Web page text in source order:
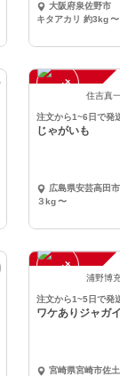
大阪府泉佐野市
キタアカリ 約3kg 〜
注
文
受
付
停
止
中 住吉真
注文から1~6日で発
じゃがいも
広島県安芸高田市
３kg 〜
注
文
受
付
停
止
中 浦野博
注文から1~5日で発
ワケありジャガ
宮崎県宮崎市佐